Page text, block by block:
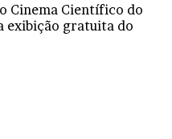
Cinema Científico do
exibição gratuita do